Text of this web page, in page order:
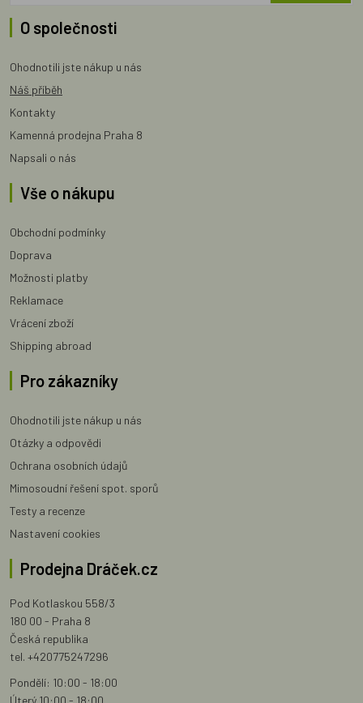
O společnosti
Ohodnotili jste nákup u nás
Náš příběh
Kontakty
Kamenná prodejna Praha 8
Napsali o nás
Vše o nákupu
Obchodní podmínky
Doprava
Možnosti platby
Reklamace
Vrácení zboží
Shipping abroad
Pro zákazníky
Ohodnotili jste nákup u nás
Otázky a odpovědi
Ochrana osobních údajů
Mimosoudní řešení spot. sporů
Testy a recenze
Nastavení cookies
Prodejna Dráček.cz
Pod Kotlaskou 558/3
180 00 - Praha 8
Česká republika
tel. +420775247296
Pondělí: 10:00 - 18:00
Úterý 10:00 - 18:00